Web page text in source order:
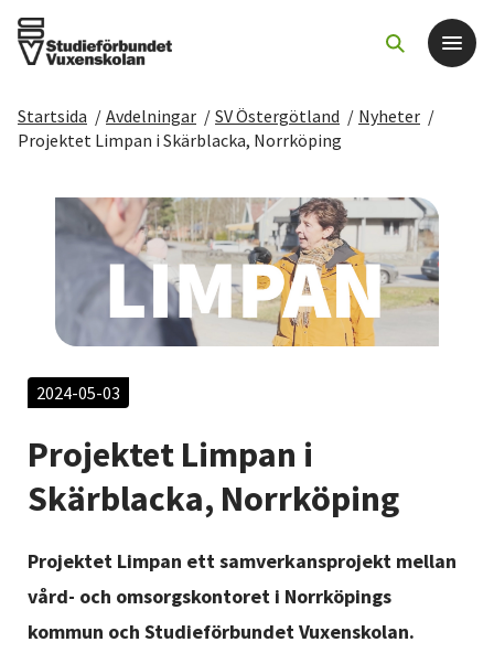
Det här gör vi
För dig som
Sök kurser och evenemang
Om SV
Starta studiecirkel
Cirkelledare
Nyheter
Avdelningar
Startsida / Avdelningar / SV Östergötland / Nyheter /
Projektet Limpan i Skärblacka, Norrköping
2024-05-03
Projektet Limpan i
Skärblacka, Norrköping
Projektet Limpan ett samverkansprojekt mellan
vård- och omsorgskontoret i Norrköpings
kommun och Studieförbundet Vuxenskolan.